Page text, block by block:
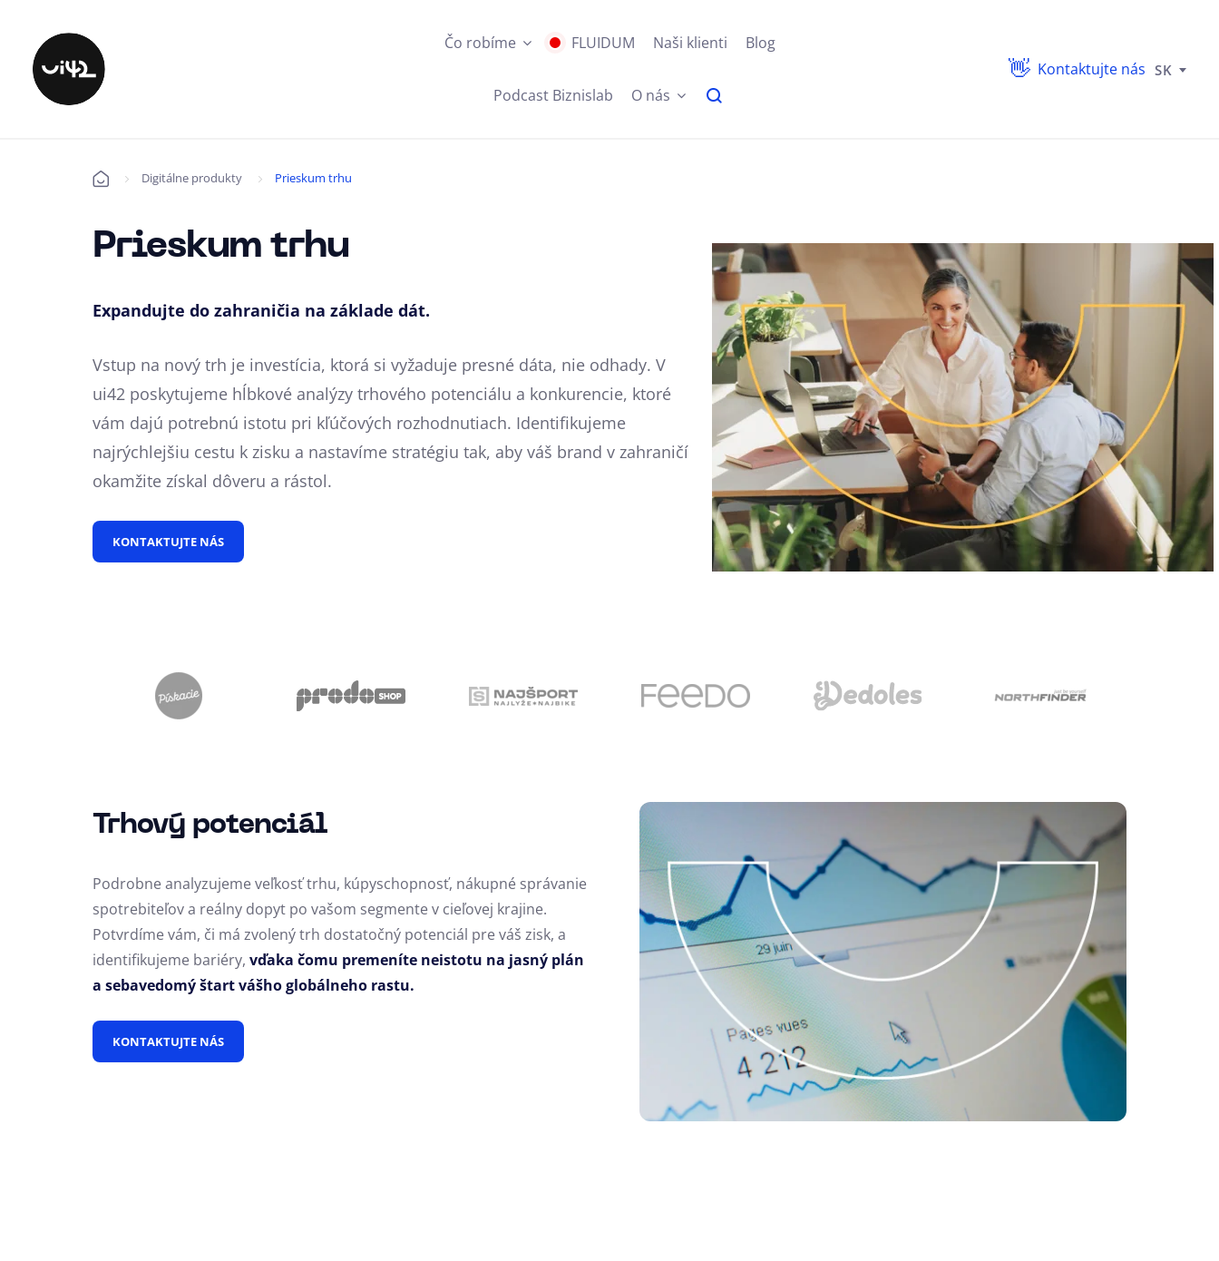
Čo robíme FLUIDUM Naši klienti Blog
Podcast Biznislab O nás
Kontaktujte nás SK
Úvod Digitálne produkty Prieskum trhu
Prieskum trhu
Expandujte do zahraničia na základe dát.
Vstup na nový trh je investícia, ktorá si vyžaduje presné dáta, nie odhady. V
ui42 poskytujeme hĺbkové analýzy trhového potenciálu a konkurencie, ktoré
vám dajú potrebnú istotu pri kľúčových rozhodnutiach. Identifikujeme
najrýchlejšiu cestu k zisku a nastavíme stratégiu tak, aby váš brand v zahraničí
okamžite získal dôveru a rástol.
KONTAKTUJTE NÁS
Trhový potenciál
Podrobne analyzujeme veľkosť trhu, kúpyschopnosť, nákupné správanie
spotrebiteľov a reálny dopyt po vašom segmente v cieľovej krajine.
Potvrdíme vám, či má zvolený trh dostatočný potenciál pre váš zisk, a
identifikujeme bariéry, vďaka čomu premeníte neistotu na jasný plán
a sebavedomý štart vášho globálneho rastu.
KONTAKTUJTE NÁS